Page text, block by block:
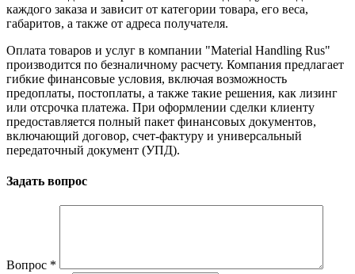
Стоимость доставки рассчитывается индивидуально для
каждого заказа и зависит от категории товара, его веса,
Оплата товаров и услуг в компании "Material Handling Rus"
производится по безналичному расчету. Компания предлагает
гибкие финансовые условия, включая возможность
предоплаты, постоплаты, а также такие решения, как лизинг
или отсрочка платежа. При оформлении сделки клиенту
предоставляется полный пакет финансовых документов,
включающий договор, счет-фактуру и универсальный